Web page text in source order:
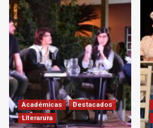
Académicas
Destacados
Literarura